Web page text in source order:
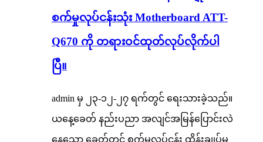
စက်မှုလုပ်ငန်းသုံး Motherboard ATT-
Q670 ကို တရားဝင်ထုတ်လုပ်လိုက်ပါ
ပြီ။
admin မှ ၂၃-၁၂-၂၇ ရက်တွင် ရေးသားခဲ့သည်။
ယနေ့ခေတ် နည်းပညာ အလျင်အမြန်ပြောင်းလဲ
နေသော ခေတ်တွင် စက်မှုလုပ်ငန်း ထိန်းချုပ်မှု